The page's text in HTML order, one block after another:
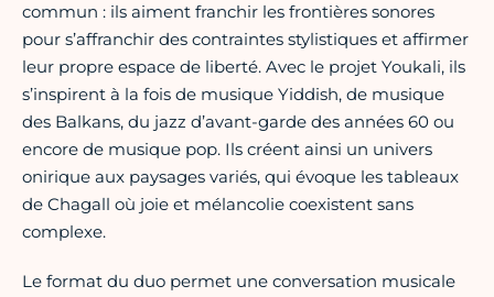
commun : ils aiment franchir les frontières sonores
pour s’affranchir des contraintes stylistiques et affirmer
leur propre espace de liberté. Avec le projet Youkali, ils
s’inspirent à la fois de musique Yiddish, de musique
des Balkans, du jazz d’avant-garde des années 60 ou
encore de musique pop. Ils créent ainsi un univers
onirique aux paysages variés, qui évoque les tableaux
de Chagall où joie et mélancolie coexistent sans
complexe.
Le format du duo permet une conversation musicale